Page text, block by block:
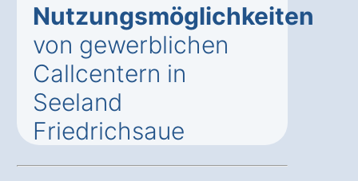
Nutzungsmöglichkeiten
von gewerblichen
Callcentern in
Seeland
Friedrichsaue